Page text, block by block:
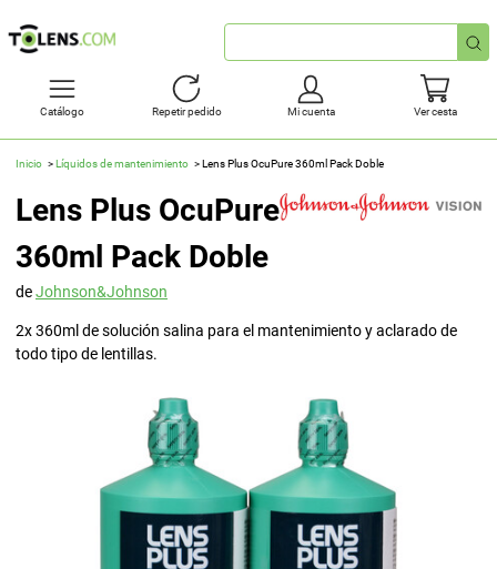
Búsqueda
rápida
Catálogo Repetir pedido Mi cuenta Ver cesta
Inicio Líquidos de mantenimiento Lens Plus OcuPure 360ml Pack Doble
Lens Plus OcuPure
360ml Pack Doble
deJohnson&Johnson
2x 360ml de solución salina para el mantenimiento y aclarado de
todo tipo de lentillas.